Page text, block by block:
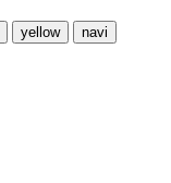
yellow
navi